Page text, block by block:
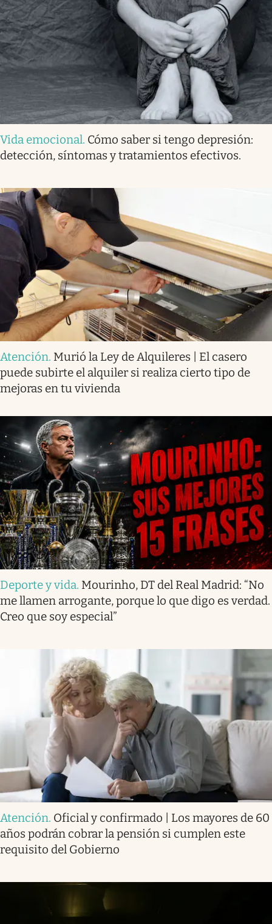
Vida emocional. Cómo saber si tengo depresión:
detección, síntomas y tratamientos efectivos.
Atención. Murió la Ley de Alquileres | El casero
puede subirte el alquiler si realiza cierto tipo de
mejoras en tu vivienda
Deporte y vida. Mourinho, DT del Real Madrid: “No
me llamen arrogante, porque lo que digo es verdad.
Creo que soy especial”
Atención. Oficial y confirmado | Los mayores de 60
años podrán cobrar la pensión si cumplen este
requisito del Gobierno